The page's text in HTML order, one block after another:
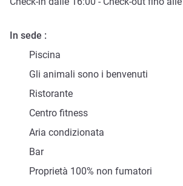
In sede
Piscina
Gli animali sono i benvenuti
Ristorante
Centro fitness
Aria condizionata
Bar
Proprietà 100% non fumatori